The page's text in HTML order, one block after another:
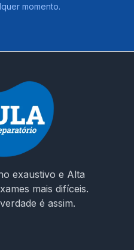
momento.
exaustivo e Alta
mais difíceis.
é assim.